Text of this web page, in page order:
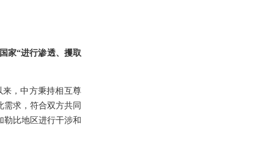
家“进行渗透、攫取
，中方秉持相互尊
求，符合双方共同
勒比地区进行干涉和